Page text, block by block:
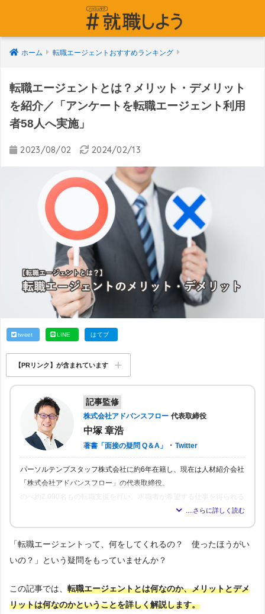
ホーム 転職エージェントおすすめランキング
転職エージェントとは？メリット・デメリット
を紹介／「アンケートを転職エージェント利用
者58人へ実施」
2023/08/02 2024/02/13
tweet LINE はてブ
【PRリンク】が含まれています
記事監修
株式会社アドバンスフロー 代表取締役
中塚 章浩
著書「面接の疑問 Q＆A」 ・ Twitter
パーソルテンプスタッフ株式会社に約6年在籍し、現在は人材紹介会社
「株式会社アドバンスフロー」の代表取締役。
よう尽力。人材業界16年の経験から「転職はしっかりとした情報が得
「転職エージェントって、何をしてくれるの？ 使ったほうがい
いの？」という疑問をもっていませんか？
この記事では、 転職エージェントとは何なのか、メリットとデメ
リットは何なのかということを詳しく解説します。